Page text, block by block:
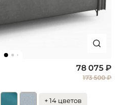
78 075 ₽
173 500 ₽
+ 14 цветов